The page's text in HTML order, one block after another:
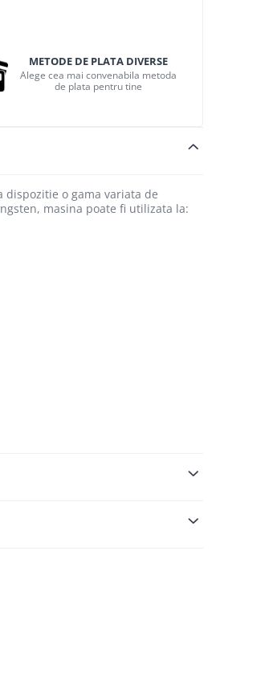
METODE DE PLATA DIVERSE
Alege cea mai convenabila metoda
de plata pentru tine
o gama variata de
masina poate fi utilizata la: